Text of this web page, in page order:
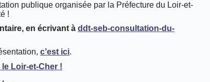
publique organisée par la Préfecture du Loir-et-
!
en écrivant à ddt-seb-consultation-du-
c’est ici.